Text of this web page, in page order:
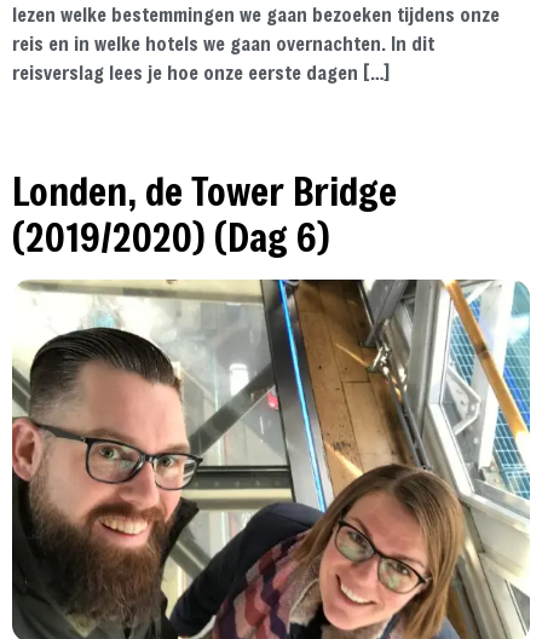
lezen welke bestemmingen we gaan bezoeken tijdens onze
reis en in welke hotels we gaan overnachten. In dit
reisverslag lees je hoe onze eerste dagen […]
Londen, de Tower Bridge
(2019/2020) (Dag 6)